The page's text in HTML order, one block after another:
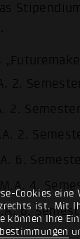
Cookies eine
ist. Mit
können Ihre
2.
2.
2.
6.
4.
6.